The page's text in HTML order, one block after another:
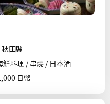
田縣
料理 / 串燒 / 日本酒
日幣